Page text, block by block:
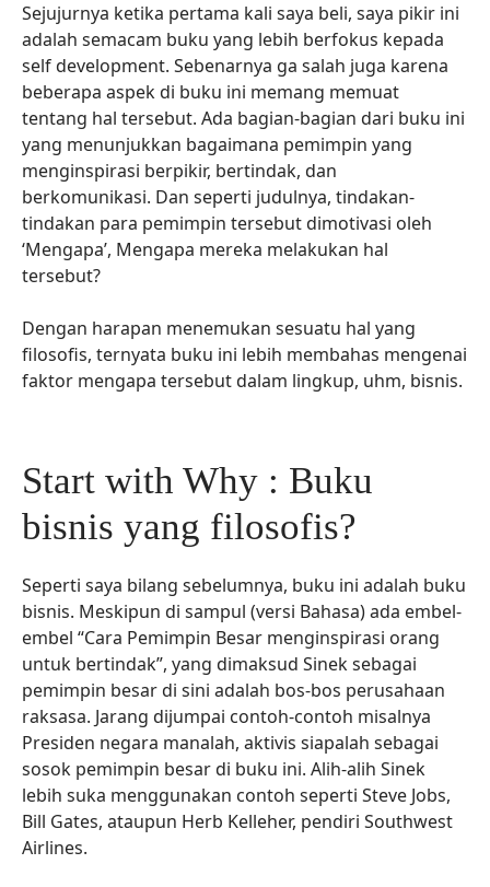
Sejujurnya ketika pertama kali saya beli, saya pikir ini
adalah semacam buku yang lebih berfokus kepada
self development. Sebenarnya ga salah juga karena
beberapa aspek di buku ini memang memuat
tentang hal tersebut. Ada bagian-bagian dari buku ini
yang menunjukkan bagaimana pemimpin yang
menginspirasi berpikir, bertindak, dan
berkomunikasi. Dan seperti judulnya, tindakan-
tindakan para pemimpin tersebut dimotivasi oleh
‘Mengapa’, Mengapa mereka melakukan hal
tersebut?
Dengan harapan menemukan sesuatu hal yang
filosofis, ternyata buku ini lebih membahas mengenai
faktor mengapa tersebut dalam lingkup, uhm, bisnis.
Start with Why : Buku
bisnis yang filosofis?
Seperti saya bilang sebelumnya, buku ini adalah buku
bisnis. Meskipun di sampul (versi Bahasa) ada embel-
embel “Cara Pemimpin Besar menginspirasi orang
untuk bertindak”, yang dimaksud Sinek sebagai
pemimpin besar di sini adalah bos-bos perusahaan
raksasa. Jarang dijumpai contoh-contoh misalnya
Presiden negara manalah, aktivis siapalah sebagai
sosok pemimpin besar di buku ini. Alih-alih Sinek
lebih suka menggunakan contoh seperti Steve Jobs,
Bill Gates, ataupun Herb Kelleher, pendiri Southwest
Airlines.